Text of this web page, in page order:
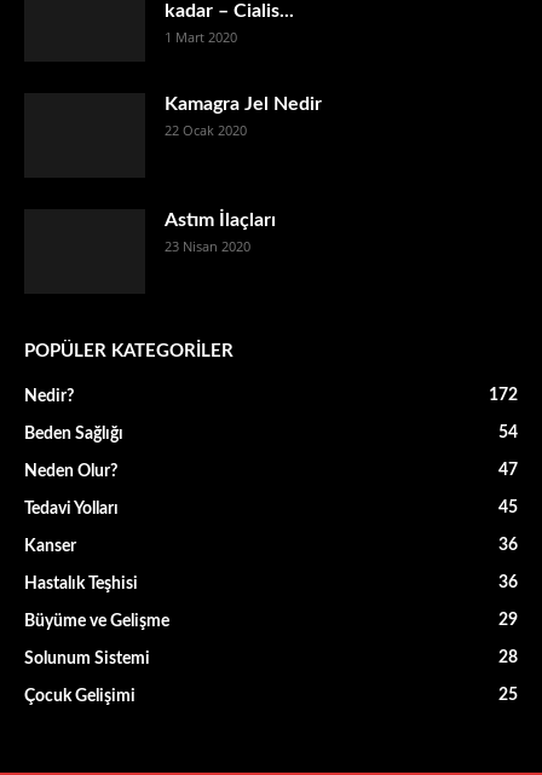
kadar – Cialis...
1 Mart 2020
Kamagra Jel Nedir
22 Ocak 2020
Astım İlaçları
23 Nisan 2020
POPÜLER KATEGORİLER
Nedir? 172
Beden Sağlığı 54
Neden Olur? 47
Tedavi Yolları 45
Kanser 36
Hastalık Teşhisi 36
Büyüme ve Gelişme 29
Solunum Sistemi 28
Çocuk Gelişimi 25